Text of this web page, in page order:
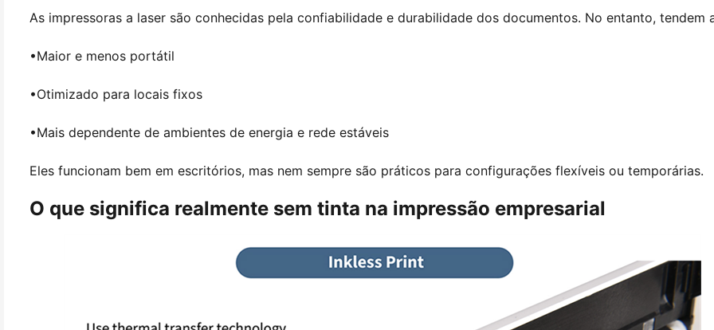
As impressoras a laser são conhecidas pela confiabilidade e durabilidade dos documentos. No entanto, tendem
•Maior e menos portátil
•Otimizado para locais fixos
•Mais dependente de ambientes de energia e rede estáveis
Eles funcionam bem em escritórios, mas nem sempre são práticos para configurações flexíveis ou temporárias.
O que significa realmente sem tinta na impressão empresarial